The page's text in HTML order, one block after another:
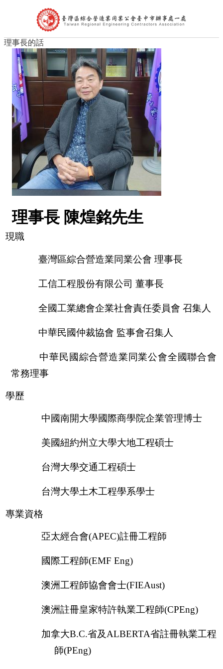
首頁
公會簡介
組織架構
理事長的話
處長的話
會員代表
會員查詢
最新消息
台中市政府公告
中央政府公告
營造公會公告
其他公告
活動訊息及表單下載
文件下載
相關連結
會員網站
理事長的話
理事長 陳煌銘先生
現職
臺灣區綜合營造業同業公會 理事長
工信工程股份有限公司 董事長
全國工業總會企業社會責任委員會 召集人
中華民國仲裁協會 監事會召集人
中華民國綜合營造業同業公會全國聯合會
常務理事
學歷
中國南開大學國際商學院企業管理博士
美國紐約州立大學大地工程碩士
台灣大學交通工程碩士
台灣大學土木工程學系學士
專業資格
亞太經合會(APEC)註冊工程師
國際工程師(EMF Eng)
澳洲工程師協會會士(FIEAust)
澳洲註冊皇家特許執業工程師(CPEng)
加拿大B.C.省及ALBERTA省註冊執業工程
師(PEng)